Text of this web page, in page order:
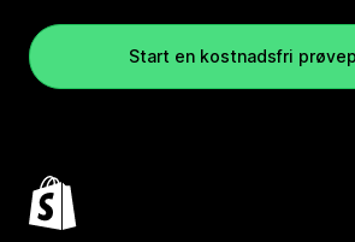
Start en kostnadsfri